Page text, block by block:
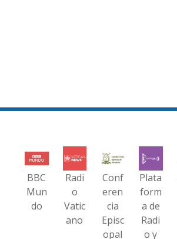
BBC
Mun
do
Radi
o
Vatic
ano
Conf
eren
cia
Episc
opal
Plata
form
a de
Radi
o y